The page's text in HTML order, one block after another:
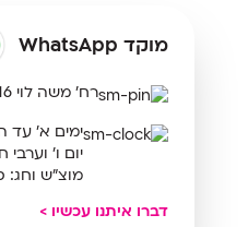
מוקד WhatsApp
רח' משה לוי 16, בית קנדי ראשל''צ
ימים א’ עד ה’: 09:00-
יום ו' וערבי חג: 09:00-
מוצ”ש וחג:
דברו איתנו עכשיו >